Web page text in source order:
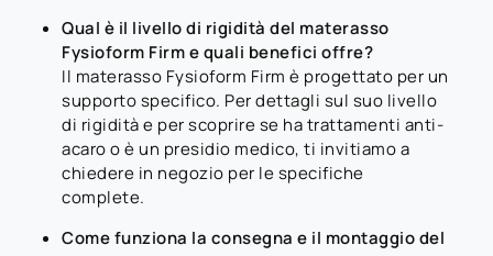
Qual è il livello di rigidità del materasso
Fysioform Firm e quali benefici offre?
Il materasso Fysioform Firm è progettato per un
supporto specifico. Per dettagli sul suo livello
di rigidità e per scoprire se ha trattamenti anti-
acaro o è un presidio medico, ti invitiamo a
chiedere in negozio per le specifiche
complete.
Come funziona la consegna e il montaggio del